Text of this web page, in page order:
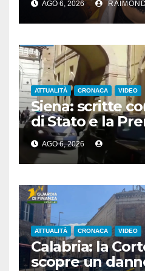
AGO 6, 2026
ATTUALITÀ CRONACA VIDEO
Siena: scritte
di Stato e la
denunciato un
albanese
AGO 6, 2026
ATTUALITÀ CRONACA VIDEO
Calabria: la
scopre un